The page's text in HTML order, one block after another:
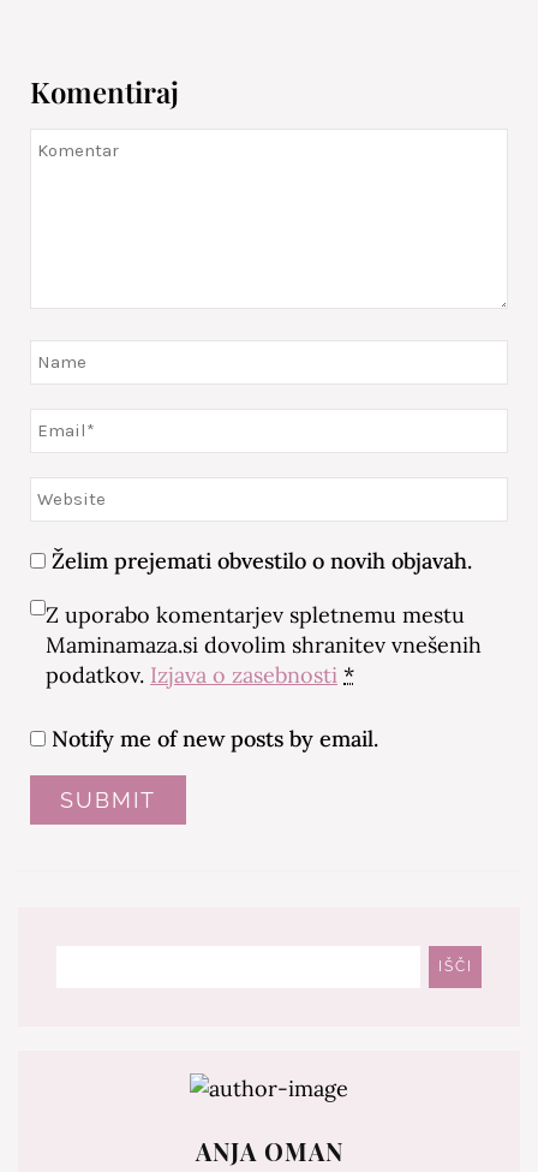
Komentiraj
Želim prejemati obvestilo o novih objavah.
Z uporabo komentarjev spletnemu mestu
Maminamaza.si dovolim shranitev vnešenih
podatkov. Izjava o zasebnosti *
Notify me of new posts by email.
IŠČI
ANJA OMAN